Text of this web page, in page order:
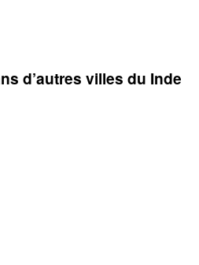
d’autres villes du Inde